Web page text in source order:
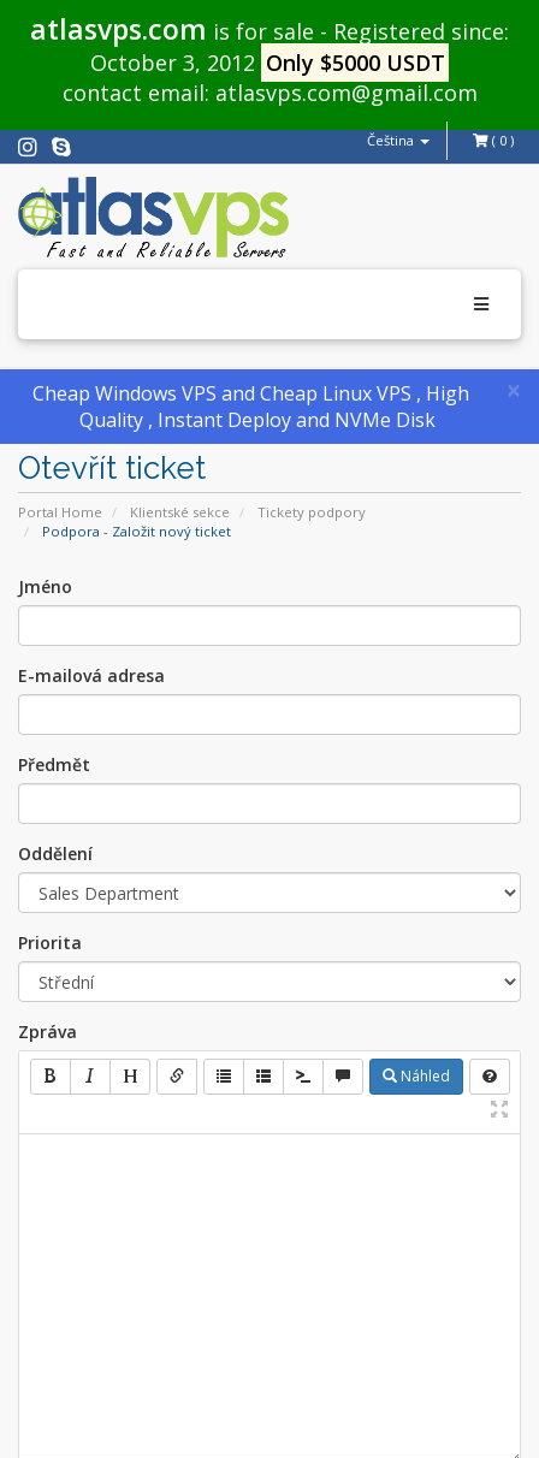
atlasvps.com is for sale - Registered since:
October 3, 2012 Only $5000 USDT
contact email: atlasvps.com@gmail.com
Čeština ( 0 )
Toggle
×
Cheap Windows VPS and Cheap Linux VPS , High
Quality , Instant Deploy and NVMe Disk
Otevřít ticket
Portal Home Klientské sekce
Tickety podpory
Podpora - Založit nový ticket
Jméno
E-mailová adresa
Předmět
Oddělení
Priorita
Zpráva
Náhled